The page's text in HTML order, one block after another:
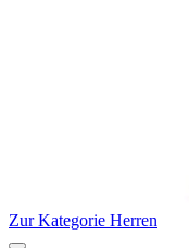
Zur Kategorie Herren